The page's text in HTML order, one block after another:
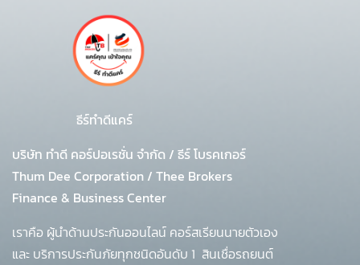
ธีร์ทำดีแคร์
บริษัท ทำดี คอร์ปอเรชั่น จำกัด / ธีร์ โบรคเกอร์
Thum Dee Corporation / Thee Brokers
Finance & Business Center
เราคือ ผู้นำด้านประกันออนไลน์ คอร์สเรียนนายตัวเอง
และ บริการประกันภัยทุกชนิดอันดับ 1 สินเชื่อรถยนต์